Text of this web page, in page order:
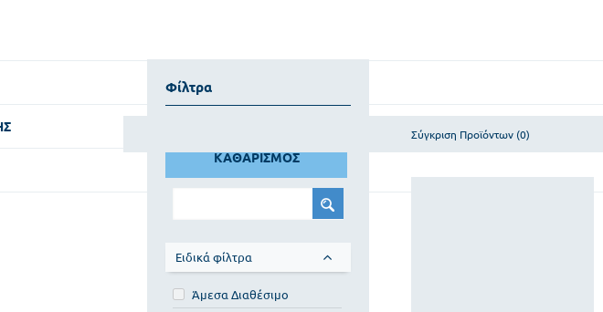
Φίλτρα
ΚΑΘΑΡΙΣΜΟΣ
Ειδικά φίλτρα
Άμεσα Διαθέσιμο
Σύγκριση Προϊόντων (0)